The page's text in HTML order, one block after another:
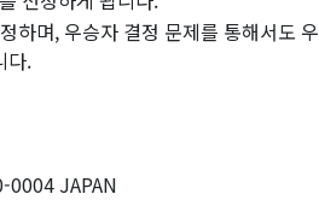
하며, 우승자 결정 문제를 통해서도 우
다.
JAPAN